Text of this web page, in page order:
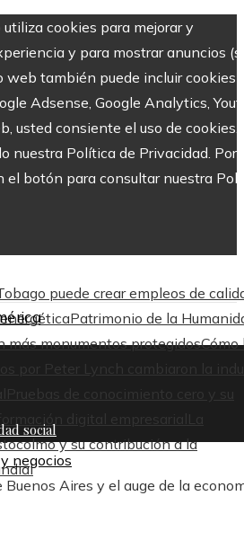
cookies para mejorar y
y para mostrar anuncios
web también puede incluir cookies
Adsense, Google Analytics,
usted consiente el uso de cookies.
nuestra Política de Privacidad. Por
el botón para consultar nuestra
puede crear empleos de
Patrimonio de la
más monumentos protegidosCómo
por Peter Lynch cambiaron la
Pruebas de conocimiento cero y su
digital empresarial
La
y su contribución a la
social
negocios
Buenos Aires y el auge de la